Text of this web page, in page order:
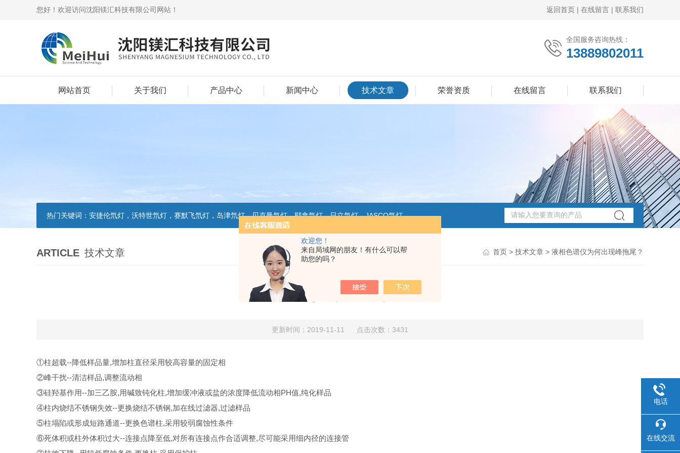
欢迎您！
来自局域网的朋友！有什么可以帮
助您的吗？
您好！欢迎访问沈阳镁汇科技有限公司网站！ 返回首页 | 在线留言 | 联系我们
全国服务咨询热线：
13889802011
网站首页 关于我们 产品中心 新闻中心 技术文章 荣誉资质 在线留言 联系我们
热门关键词： 安捷伦氘灯，沃特世氘灯，赛默飞氘灯，岛津氘灯，贝克曼氘灯，耶拿氘灯，日立氘灯，JASCO氘灯
ARTICLE 技术文章 首页 > 技术文章 > 液相色谱仪为何出现峰拖尾？
液相色谱仪为何出现峰拖尾？
更新时间：2019-11-11 点击次数：3431
①柱超载--降低样品量,增加柱直径采用较高容量的固定相
②峰干扰--清洁样品,调整流动相
③硅羟基作用--加三乙胺,用碱致钝化柱,增加缓冲液或盐的浓度降低流动相PH值,纯化样品
④柱内烧结不锈钢失效--更换烧结不锈钢,加在线过滤器,过滤样品
⑤柱塌陷或形成短路通道--更换色谱柱,采用较弱腐蚀性条件
⑥死体积或柱外体积过大--连接点降至低,对所有连接点作合适调整,尽可能采用细内径的连接管
电话
在线交流